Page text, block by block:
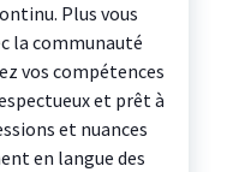
Plus vous
la communauté
vos compétences
et prêt à
et nuances
en langue des